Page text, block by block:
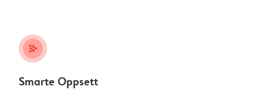
stars_plus
Smarte Oppsett